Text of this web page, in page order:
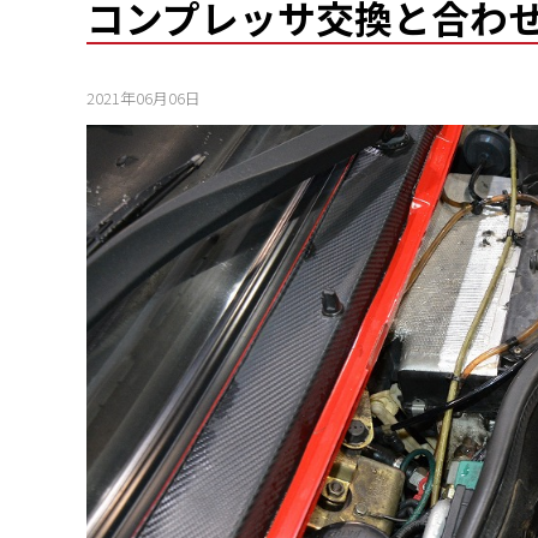
コンプレッサ交換と合わ
2021年06月06日